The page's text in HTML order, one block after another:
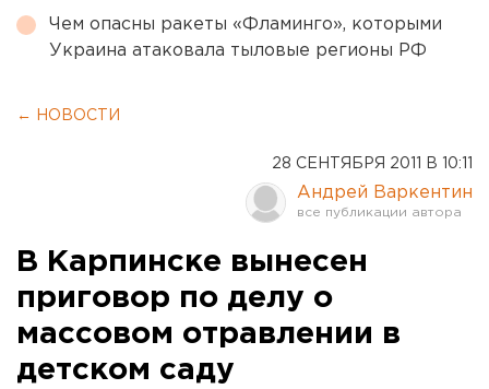
Чем опасны ракеты «Фламинго», которыми
Украина атаковала тыловые регионы РФ
← НОВОСТИ
28 СЕНТЯБРЯ 2011 В 10:11
Андрей Варкентин
В Карпинске вынесен
приговор по делу о
массовом отравлении в
детском саду